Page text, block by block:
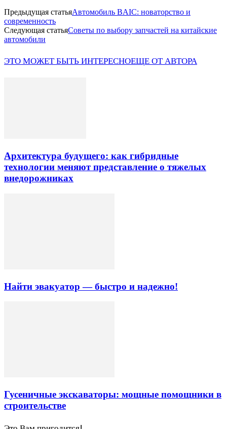
Предыдущая статьяАвтомобиль BAIC: новаторство и
современность
Следующая статьяСоветы по выбору запчастей на китайские
автомобили
ЭТО МОЖЕТ БЫТЬ ИНТЕРЕСНОЕЩЕ ОТ АВТОРА
Архитектура будущего: как гибридные
технологии меняют представление о тяжелых
внедорожниках
Найти эвакуатор — быстро и надежно!
Гусеничные экскаваторы: мощные помощники в
строительстве